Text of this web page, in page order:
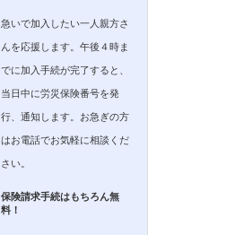
急いで加入したい一人親方さ
んを応援します。午後４時ま
でに加入手続が完了すると、
当日中に労災保険番号を発
行、通知します。お急ぎの方
はお電話でお気軽に相談くだ
さい。
保険請求手続はもちろん無
料！